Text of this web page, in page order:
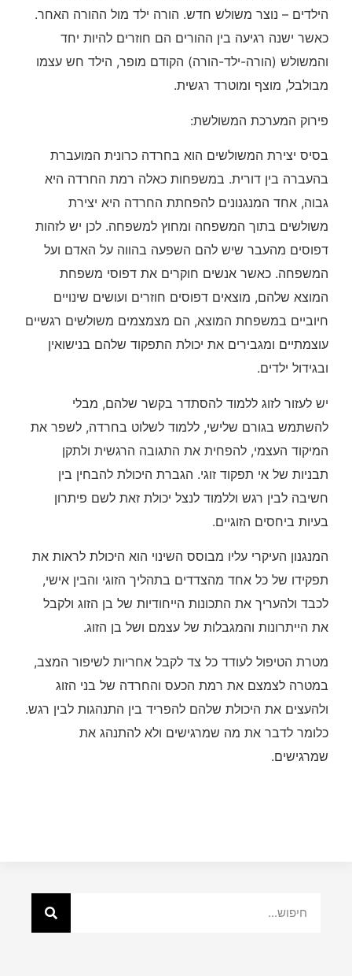
הילדים – נוצר משולש חדש. הורה ילד מול ההורה האחר.
כאשר ישנה רגיעה בין ההורים הם חוזרים להיות יחד
והמשולש (הורה-ילד-הורה) הקודם מופר, הילד חש עצמו
מבולבל, מוצף ומוטרד רגשית.
פירוק המערכת המשולשת:
בסיס יצירת המשולשים הוא בחרדה כרונית המועברת
בהעברה בין דורית. במשפחות כאלה רמת החרדה היא
גבוה, אחד המנגנונים להפחתת החרדה היא יצירת
משולשים בתוך המשפחה ומחוץ למשפחה. לכן יש לזהות
דפוסים מהעבר שיש להם השפעה בהווה על האדם ועל
המשפחה. כאשר אנשים חוקרים את דפוסי משפחת
המוצא שלהם, מוצאים דפוסים חוזרים ועושים שינויים
חיוביים במשפחת המוצא, הם מצמצמים משולשים רגשיים
עוצמתיים ומגבירים את יכולת התפקוד שלהם בנישואין
ובגידול ילדים.
יש לעזור לזוג ללמוד להסתדר בקשר שלהם, מבלי
להשתמש בגורם שלישי, ללמוד לשלוט בחרדה, לשפר את
המיקוד העצמי, להפחית את התגובה הרגשית ולתקן
תבניות של אי תפקוד זוגי. הגברת היכולת להבחין בין
חשיבה לבין רגש וללמוד לנצל יכולת זאת לשם פיתרון
בעיות ביחסים הזוגיים.
המנגנון העיקרי עליו מבוסס השינוי הוא היכולת לראות את
תפקידו של כל אחד מהצדדים בתהליך הזוגי והבין אישי,
לכבד ולהעריך את התכונות הייחודיות של בן הזוג ולקבל
את הייתרונות והמגבלות של עצמם ושל בן הזוג.
מטרת הטיפול לעודד כל צד לקבל אחריות לשיפור המצב,
במטרה לצמצם את רמת הכעס והחרדה של בני הזוג
ולהעצים את היכולת שלהם להפריד בין התנהגות לבין רגש.
כלומר לדבר את מה שמרגישים ולא להתנהג את
שמרגישים.